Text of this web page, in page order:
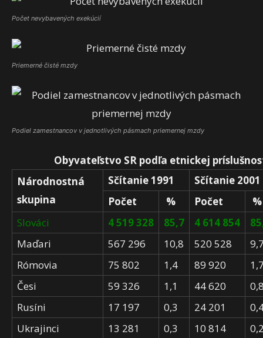
Počet nevybavených exekúcií
Priemerné čisté mzdy
Podiel zamestnancov v jednotlivých pásmach priemernej mzdy
Obyvateľstvo SR podľa etnickej
Národnostná
skupina
Sčítanie 1991
Sčítanie 2001
Počet
% Počet
%
Slováci
4 519 328 85,7 4 614 854
Maďari
567 296 10,8 520 528
Rómovia
75 802 1,4 89 920
Česi
59 326 1,1 44 620
Rusíni
17 197 0,3 24 201
Ukrajinci
13 281 0,3 10 814